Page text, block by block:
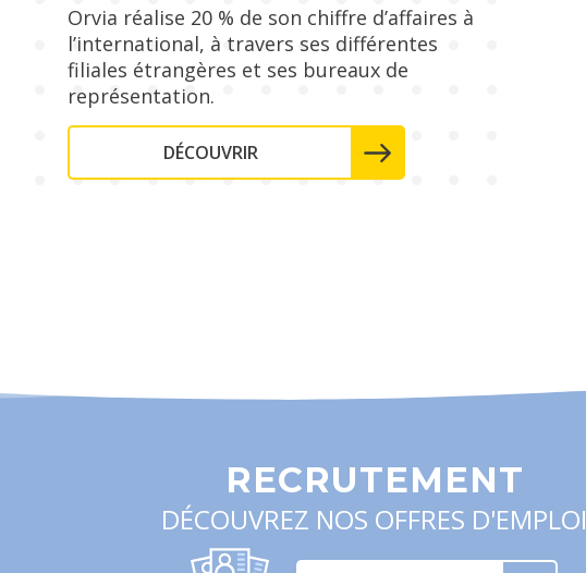
Orvia réalise 20 % de son chiffre d’affaires à
l’international, à travers ses différentes
filiales étrangères et ses bureaux de
représentation.
DÉCOUVRIR
RECRUTEMENT
DÉCOUVREZ NOS OFFRES D'EMPLOI